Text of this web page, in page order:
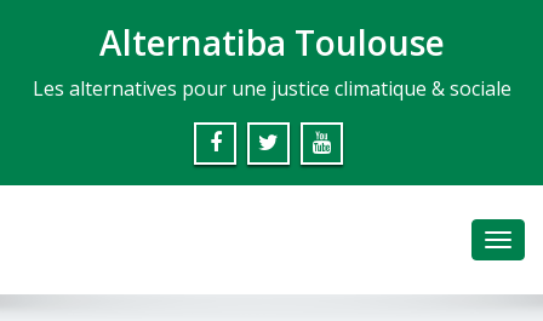
Alternatiba Toulouse
Les alternatives pour une justice climatique & sociale